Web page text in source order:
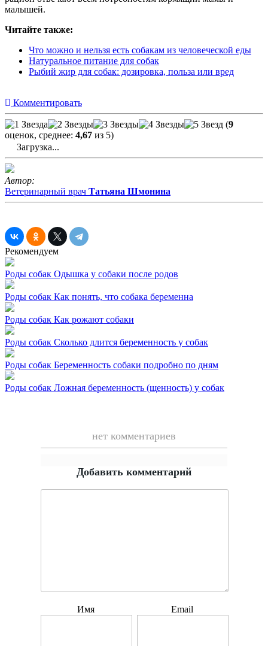
малышей.
Читайте также:
Что можно и нельзя есть собакам из человеческой еды
Натуральное питание для собак
Рыбий жир для собак: дозировка, польза или вред
Комментировать
(9
оценок, среднее: 4,67 из 5)
Загрузка...
Автор:
Ветеринарный врач Татьяна Шмонина
Рекомендуем
Роды собак Одышка у собаки после родов
Роды собак Как понять, что собака беременна
Роды собак Как рожают собаки
Роды собак Сколько длится беременность у собак
Роды собак Беременность собаки подробно по дням
Роды собак Ложная беременность (щенность) у собак
нет комментариев
Добавить комментарий
Имя Email